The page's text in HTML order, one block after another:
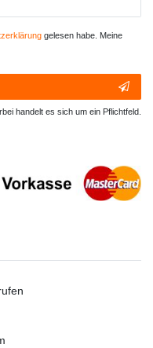
gelesen habe. Meine
handelt es sich um ein Pflichtfeld.